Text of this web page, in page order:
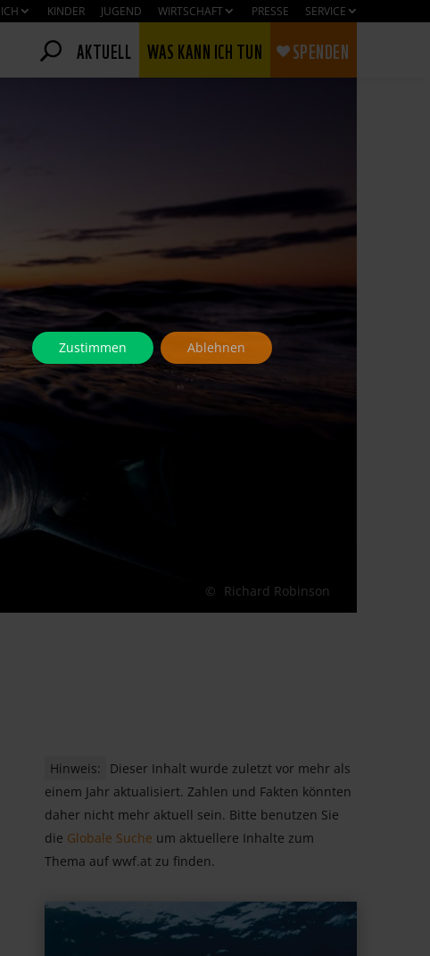
KINDER JUGEND WIRTSCHAFT PRESSE SERVICE
AKTUELL WAS KANN ICH TUN SPENDEN
Richard Robinson
Hinweis:
Dieser Inhalt wurde zuletzt vor mehr als
einem Jahr aktualisiert. Zahlen und Fakten könnten
daher nicht mehr aktuell sein. Bitte benutzen Sie
die Globale Suche um aktuellere Inhalte zum
Thema auf wwf.at zu finden.
Zustimmen Ablehnen